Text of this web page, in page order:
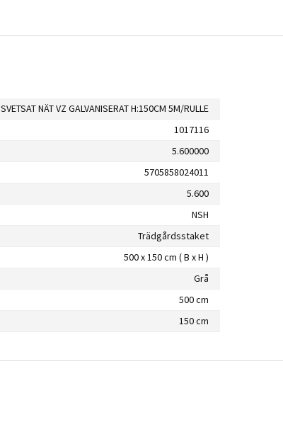
SVETSAT NÄT VZ GALVANISERAT H:150CM 5M/RULLE
1017116
5.600000
5705858024011
5.600
NSH
Trädgårdsstaket
500 x 150 cm ( B x H )
Grå
500 cm
150 cm